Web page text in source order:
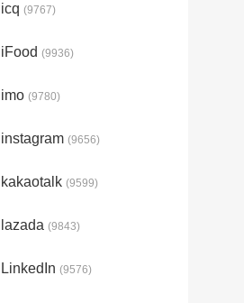
icq (9767)
iFood (9936)
imo (9780)
instagram (9656)
kakaotalk (9599)
lazada (9843)
LinkedIn (9576)